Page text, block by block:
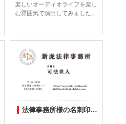
楽しいオーディオライフを楽し
む雰囲気で演出してみました。
法律事務所様の名刺印刷デザインしてみました